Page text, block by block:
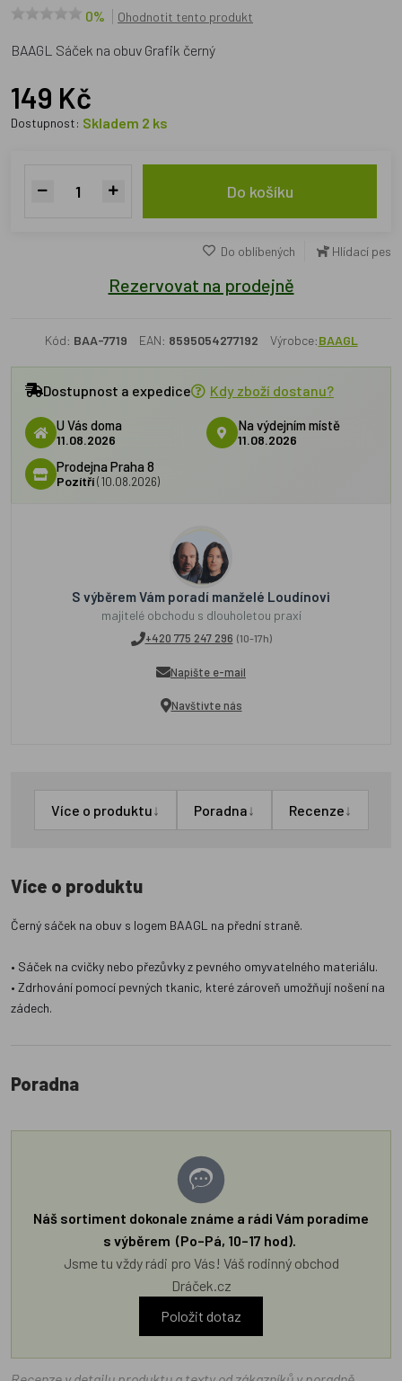
0% Ohodnotit tento produkt
BAAGL Sáček na obuv Grafik černý
149 Kč
Dostupnost: Skladem 2 ks
Do košíku
Do oblíbených Hlídací pes
Rezervovat na prodejně
Kód: BAA-7719 EAN: 8595054277192 Výrobce:BAAGL
Dostupnost a expedice Kdy zboží dostanu?
U Vás doma
11.08.2026
Na výdejním místě
11.08.2026
Prodejna Praha 8
Pozítří(10.08.2026)
S výběrem Vám poradí manželé Loudínovi
majitelé obchodu s dlouholetou praxí
+420 775 247 296 (10-17h)
Napište e-mail
Navštivte nás
Více o produktu↓ Poradna↓ Recenze↓
Více o produktu
Černý sáček na obuv s logem BAAGL na přední straně.
• Sáček na cvičky nebo přezůvky z pevného omyvatelného materiálu.
• Zdrhování pomocí pevných tkanic, které zároveň umožňují nošení na
zádech.
Poradna
Náš sortiment dokonale známe a rádi Vám poradíme
s výběrem (Po–Pá, 10–17 hod).
Jsme tu vždy rádi pro Vás! Váš rodinný obchod
Dráček.cz
Položit dotaz